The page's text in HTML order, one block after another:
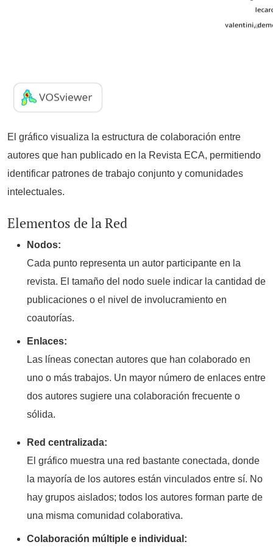
El gráfico visualiza la estructura de colaboración entre
autores que han publicado en la Revista ECA, permitiendo
identificar patrones de trabajo conjunto y comunidades
intelectuales.
Elementos de la Red
Nodos:
Cada punto representa un autor participante en la
revista. El tamaño del nodo suele indicar la cantidad de
publicaciones o el nivel de involucramiento en
coautorías.
Enlaces:
Las líneas conectan autores que han colaborado en
uno o más trabajos. Un mayor número de enlaces entre
dos autores sugiere una colaboración frecuente o
sólida.
Red centralizada:
El gráfico muestra una red bastante conectada, donde
la mayoría de los autores están vinculados entre sí. No
hay grupos aislados; todos los autores forman parte de
una misma comunidad colaborativa.
Colaboración múltiple e individual: